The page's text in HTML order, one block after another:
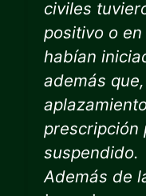
civiles
positivo o
habían
además
prescripción
suspendido.
Además de